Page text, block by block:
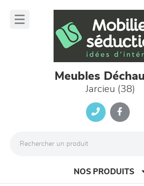
Meubles
Jarcieu (38)
NOS PRODUITS